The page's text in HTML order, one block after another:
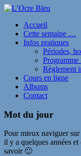
Accueil
Cette semaine …
Infos pratiques
Périodes,
Programme
Règlement
Cours en ligne
Albums
Contact
Mot du jour
Pour mieux naviguer
il y a quelques années
savoir 🙂